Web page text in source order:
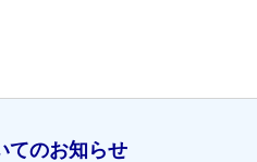
てのお知らせ